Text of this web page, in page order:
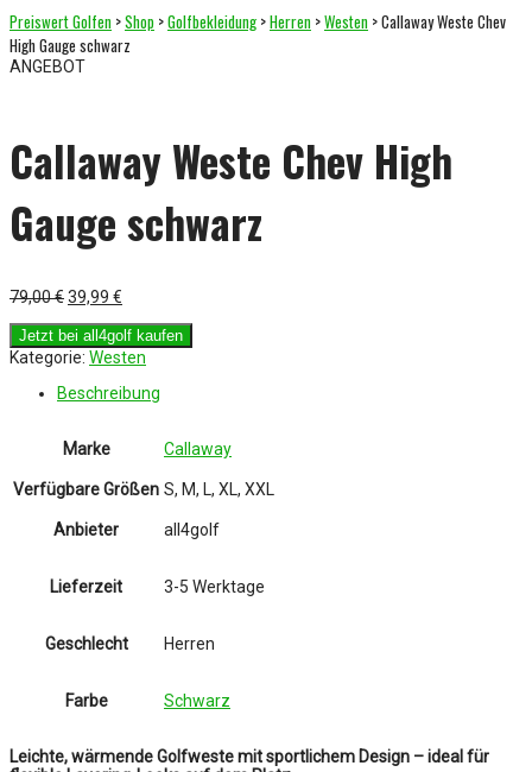
Preiswert Golfen >Shop >Golfbekleidung >Herren >Westen > Callaway Weste Chev
High Gauge schwarz
ANGEBOT
Callaway Weste Chev High
Gauge schwarz
79,00€Ursprünglicher
war:
79,00 €
39,99 €
ist:
39,99 €.
Jetzt bei all4golf kaufen
Kategorie: Westen
Beschreibung
Marke Callaway
Verfügbare Größen S, M, L, XL, XXL
Anbieter all4golf
Lieferzeit 3-5 Werktage
Geschlecht Herren
Farbe Schwarz
Leichte, wärmende Golfweste mit sportlichem Design – ideal für